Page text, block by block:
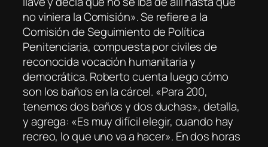
no viniera la Comisión». Se refiere a la
Comisión de Seguimiento de Política
Penitenciaria, compuesta por civiles de
reconocida vocación humanitaria y
democrática. Roberto cuenta luego cómo
son los baños en la cárcel. «Para 200,
tenemos dos baños y dos duchas», detalla,
y agrega: «Es muy difícil elegir, cuando hay
recreo, lo que uno va a hacer». En dos horas